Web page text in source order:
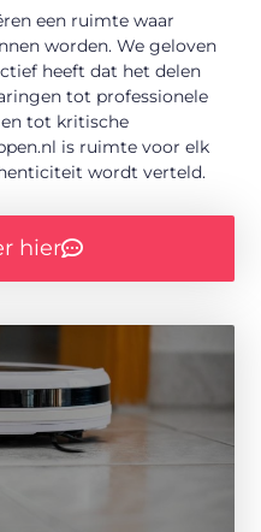
een ruimte waar
worden. We geloven
heeft dat het delen
tot professionele
tot kritische
is ruimte voor elk
wordt verteld.
hier